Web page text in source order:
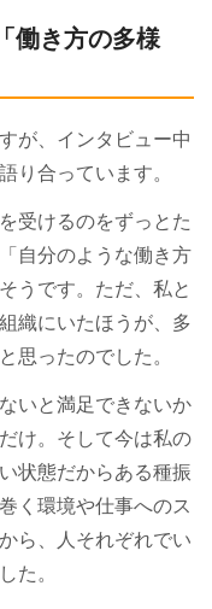
働き方の多様
が、インタビュー中
り合っています。
受けるのをずっとた
自分のような働き方
うです。ただ、私と
織にいたほうが、多
思ったのでした。
いと満足できないか
け。そして今は私の
状態だからある種振
く環境や仕事へのス
ら、人それぞれでい
た。